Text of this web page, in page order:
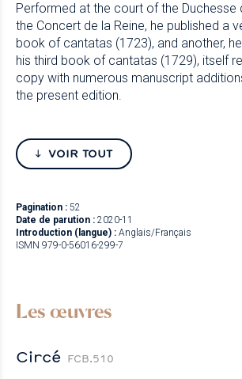
Performed at the court of the Duchesse
the Concert de la Reine, he published a
book of cantatas (1723), and another,
his third book of cantatas (1729), itself
copy with numerous manuscript
the present edition.
VOIR TOUT
Pagination : 52
Date de parution : 2020-11
Introduction (langue) : Anglais/Français
ISMN 979-0-56016-299-7
Les œuvres
Circé FCB.510